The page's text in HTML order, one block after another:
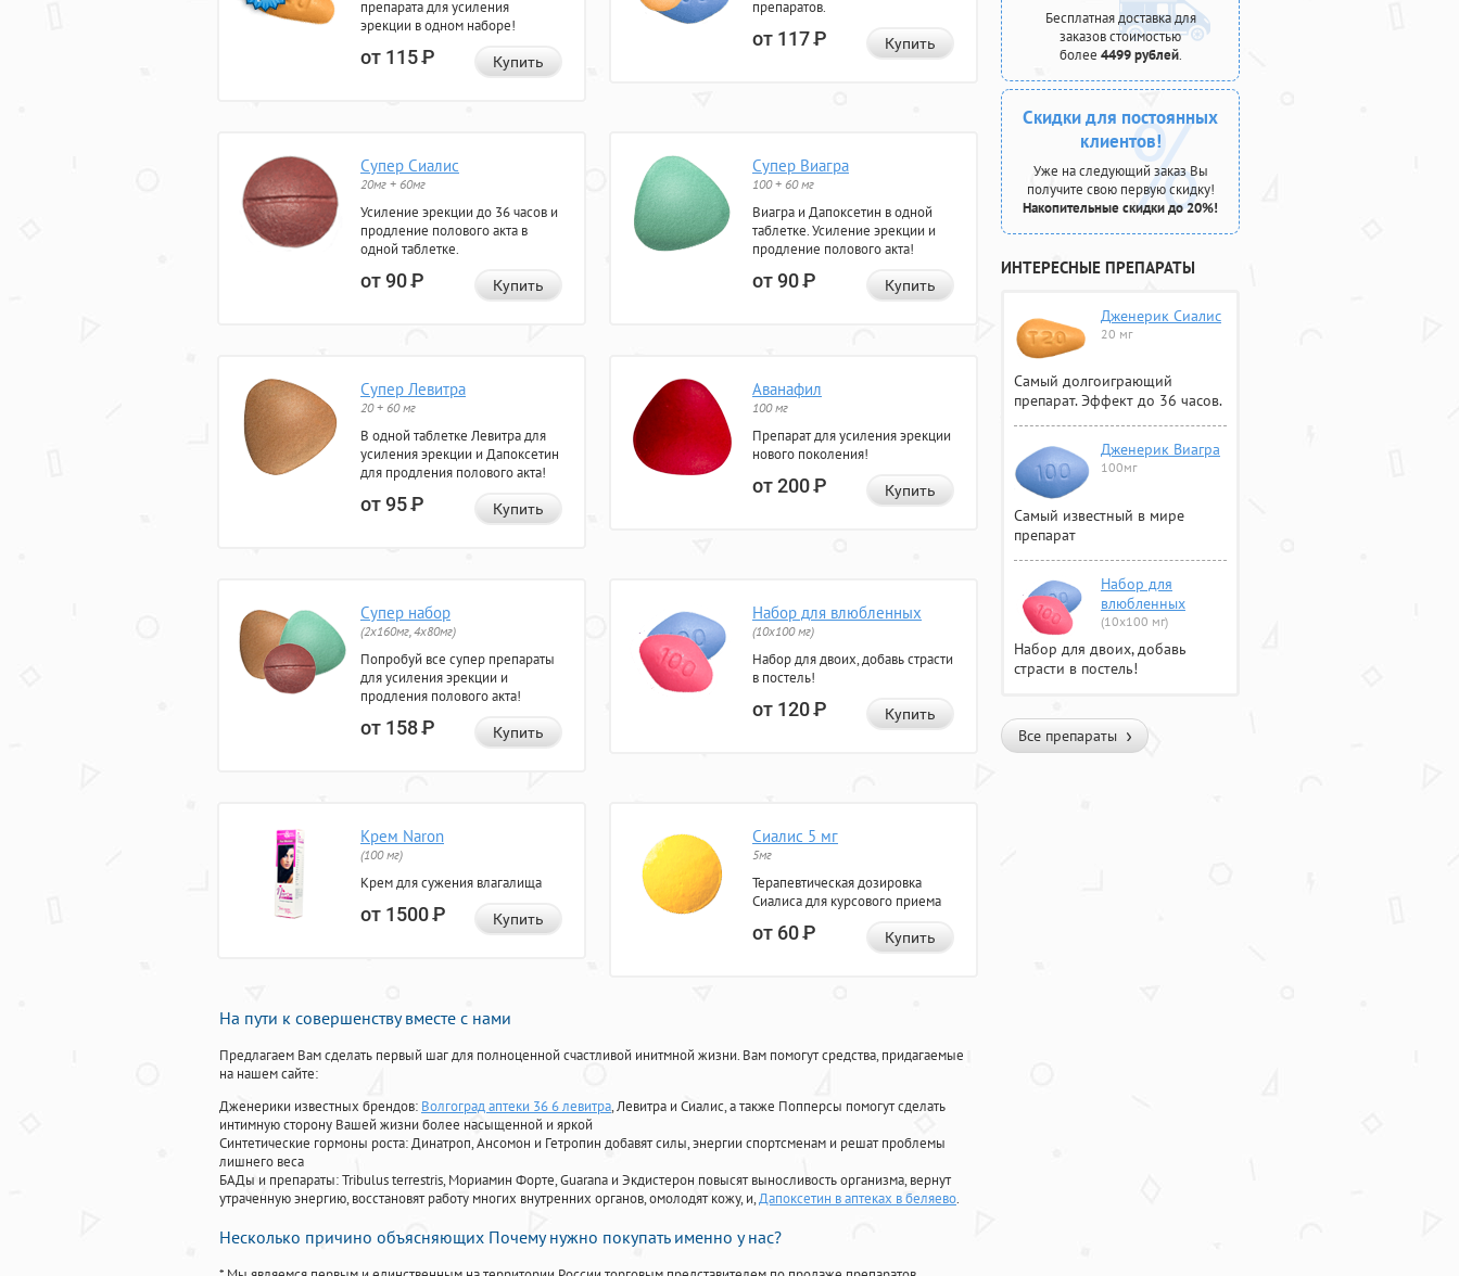
препарата для усиления
эрекции в одном наборе!
от 115Р Купить
препаратов.
от 117Р Купить
Супер Сиалис
20мг + 60мг
Усиление эрекции до 36 часов и
продление полового акта в
одной таблетке.
от 90Р Купить
Супер Виагра
100 + 60 мг
Виагра и Дапоксетин в одной
таблетке. Усиление эрекции и
продление полового акта!
от 90Р Купить
Супер Левитра
20 + 60 мг
В одной таблетке Левитра для
усиления эрекции и Дапоксетин
для продления полового акта!
от 95Р Купить
Аванафил
100 мг
Препарат для усиления эрекции
нового поколения!
от 200Р Купить
Супер набор
(2х160мг, 4х80мг)
Попробуй все супер препараты
для усиления эрекции и
продления полового акта!
от 158Р Купить
Набор для влюбленных
(10х100 мг)
Набор для двоих, добавь страсти
в постель!
от 120Р Купить
Крем Naron
(100 мг)
Крем для сужения влагалища
от 1500Р Купить
Сиалис 5 мг
5мг
Терапевтическая дозировка
Сиалиса для курсового приема
от 60Р Купить
На пути к совершенству вместе с нами
Предлагаем Вам сделать первый шаг для полноценной счастливой инитмной жизни. Вам помогут средства, придагаемые
на нашем сайте:
Дженерики известных брендов: Волгоград аптеки 36 6 левитра, Левитра и Сиалис, а также Попперсы помогут сделать
интимную сторону Вашей жизни более насыщенной и яркой
Синтетические гормоны роста: Динатроп, Ансомон и Гетропин добавят силы, энергии спортсменам и решат проблемы
лишнего веса
БАДы и препараты:Tribulus terrestris, Мориамин Форте, Guarana и Экдистерон повысят выносливость организма, вернут
утраченную энергию, восстановят работу многих внутренних органов, омолодят кожу, и,Дапоксетин в аптеках в беляево.
Несколько причино объясняющих Почему нужно покупать именно у нас?
Бесплатная доставка для
заказов стоимостью
более 4499 рублей.
Скидки для постоянных
клиентов!
Уже на следующий заказ Вы
получите свою первую скидку!
Накопительные скидки до 20%!
ИНТЕРЕСНЫЕ ПРЕПАРАТЫ
Дженерик Сиалис
20 мг
Самый долгоиграющий
препарат. Эффект до 36 часов.
Дженерик Виагра
100мг
Самый известный в мире
препарат
Набор для
влюбленных
(10х100 мг)
Набор для двоих, добавь
страсти в постель!
Все препараты